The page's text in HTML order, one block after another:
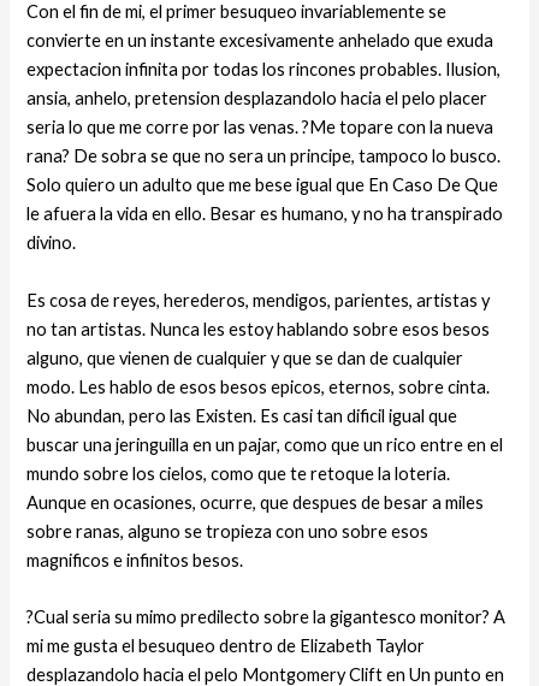
Con el fin de mi, el primer besuqueo invariablemente se
convierte en un instante excesivamente anhelado que exuda
expectacion infinita por todas los rincones probables. Ilusion,
ansia, anhelo, pretension desplazandolo hacia el pelo placer
seri­a lo que me corre por las venas. ?Me topare con la nueva
rana? De sobra se que no sera un principe, tampoco lo busco.
Solo quiero un adulto que me bese igual que En Caso De Que
le afuera la vida en ello. Besar es humano, y no ha transpirado
divino.
Es cosa de reyes, herederos, mendigos, parientes, artistas y
no tan artistas. Nunca les estoy hablando sobre esos besos
alguno, que vienen de cualquier y que se dan de cualquier
modo. Les hablo de esos besos epicos, eternos, sobre cinta.
No abundan, pero las Existen. Es casi tan dificil igual que
buscar una jeringuilla en un pajar, como que un rico entre en el
mundo sobre los cielos, como que te retoque la loteria.
Aunque en ocasiones, ocurre, que despues de besar a miles
sobre ranas, alguno se tropieza con uno sobre esos
magnificos e infinitos besos.
?Cual seria su mimo predilecto sobre la gigantesco monitor? A
mi me gusta el besuqueo dentro de Elizabeth Taylor
desplazandolo hacia el pelo Montgomery Clift en Un punto en